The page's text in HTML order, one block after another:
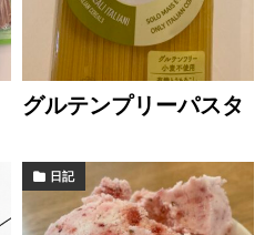
グルテンプリーパスタ
日記